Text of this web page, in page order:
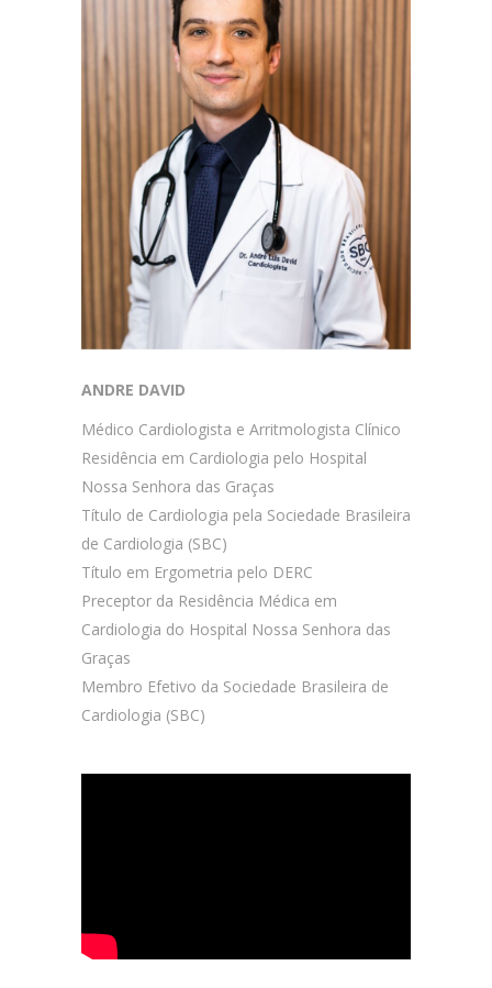
ANDRE DAVID
Médico Cardiologista e Arritmologista Clínico
Residência em Cardiologia pelo Hospital
Nossa Senhora das Graças
Título de Cardiologia pela Sociedade Brasileira
de Cardiologia (SBC)
Título em Ergometria pelo DERC
Preceptor da Residência Médica em
Cardiologia do Hospital Nossa Senhora das
Graças
Membro Efetivo da Sociedade Brasileira de
Cardiologia (SBC)